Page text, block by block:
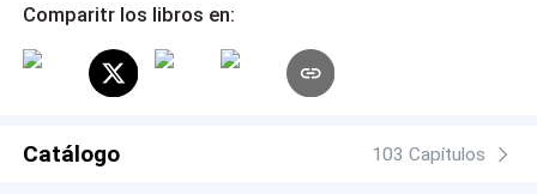
Comparitr los libros en:
Catálogo 103 Capítulos